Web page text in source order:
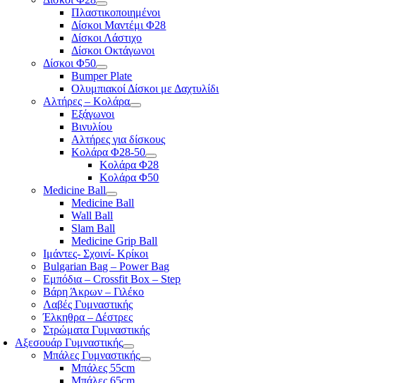
Πλαστικοποιημένοι
Δίσκοι Μαντέμι Φ28
Δίσκοι Λάστιχο
Δίσκοι Οκτάγωνοι
Δίσκοι Φ50
Bumper Plate
Ολυμπιακοί Δίσκοι με Δαχτυλίδι
Αλτήρες – Κολάρα
Εξάγωνοι
Βινυλίου
Αλτήρες για δίσκους
Κολάρα Φ28-50
Κολάρα Φ28
Κολάρα Φ50
Medicine Ball
Medicine Ball
Wall Ball
Slam Ball
Medicine Grip Ball
Ιμάντες- Σχοινί- Κρίκοι
Bulgarian Bag – Power Bag
Εμπόδια – Crossfit Box – Step
Βάρη Άκρων – Γιλέκο
Λαβές Γυμναστικής
Έλκηθρα – Δέστρες
Στρώματα Γυμναστικής
Αξεσουάρ Γυμναστικής
Μπάλες Γυμναστικής
Μπάλες 55cm
Μπάλες 65cm